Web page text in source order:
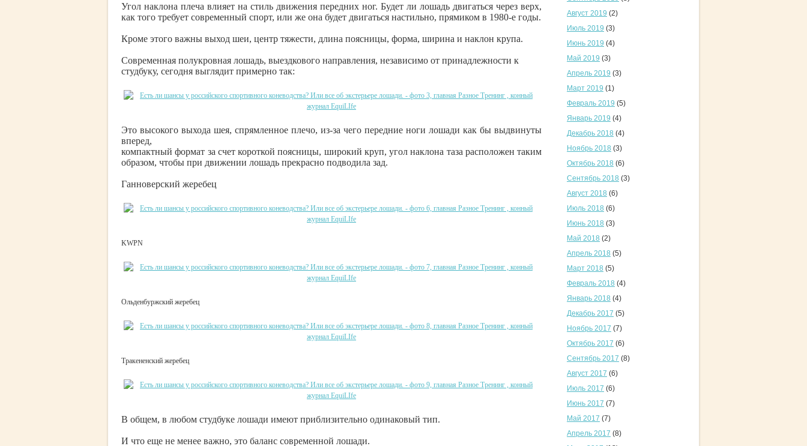
Угол наклона плеча влияет на стиль движения передних ног. Будет ли лошадь двигаться через верх,
как того требует современный спорт, или же она будет двигаться настильно, прямиком в 1980-е годы.
Кроме этого важны выход шеи, центр тяжести, длина поясницы, форма, ширина и наклон крупа.
Современная полукровная лошадь, выездкового направления, независимо от принадлежности к
студбуку, сегодня выглядит примерно так:
Это высокого выхода шея, спрямленное плечо, из-за чего передние ноги лошади как бы выдвинуты
вперед,
компактный формат за счет короткой поясницы, широкий круп, угол наклона таза расположен таким
образом, чтобы при движении лошадь прекрасно подводила зад.
Ганноверский жеребец
KWPN
Ольденбуржский жеребец
Тракененский жеребец
В общем, в любом студбуке лошади имеют приблизительно одинаковый тип.
И что еще не менее важно, это баланс современной лошади.
Август 2019 (2)
Июль 2019 (3)
Июнь 2019 (4)
Май 2019 (3)
Апрель 2019 (3)
Март 2019 (1)
Февраль 2019 (5)
Январь 2019 (4)
Декабрь 2018 (4)
Ноябрь 2018 (3)
Октябрь 2018 (6)
Сентябрь 2018 (3)
Август 2018 (6)
Июль 2018 (6)
Июнь 2018 (3)
Май 2018 (2)
Апрель 2018 (5)
Март 2018 (5)
Февраль 2018 (4)
Январь 2018 (4)
Декабрь 2017 (5)
Ноябрь 2017 (7)
Октябрь 2017 (6)
Сентябрь 2017 (8)
Август 2017 (6)
Июль 2017 (6)
Июнь 2017 (7)
Май 2017 (7)
Апрель 2017 (8)